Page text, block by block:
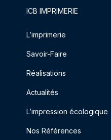
ICB IMPRIMERIE
L’imprimerie
Savoir-Faire
Réalisations
Actualités
L’impression écologique
Nos Références